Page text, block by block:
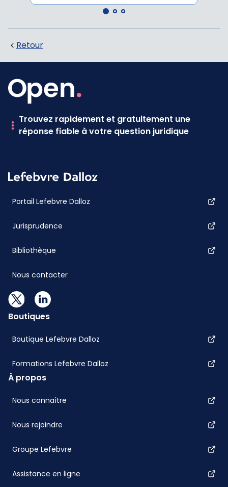
Retour
Trouvez rapidement et gratuitement une
réponse fiable à votre question juridique
Portail Lefebvre Dalloz
Jurisprudence
Bibliothèque
Nous contacter
Boutiques
Boutique Lefebvre Dalloz
Formations Lefebvre Dalloz
À propos
Nous connaître
Nous rejoindre
Groupe Lefebvre
Assistance en ligne